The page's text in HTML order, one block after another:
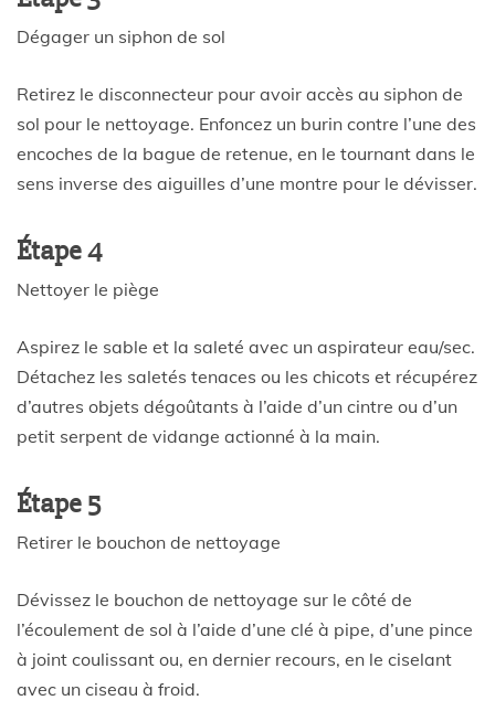
Dégager un siphon de sol
Retirez le disconnecteur pour avoir accès au siphon de
sol pour le nettoyage. Enfoncez un burin contre l’une des
encoches de la bague de retenue, en le tournant dans le
sens inverse des aiguilles d’une montre pour le dévisser.
Étape 4
Nettoyer le piège
Aspirez le sable et la saleté avec un aspirateur eau/sec.
Détachez les saletés tenaces ou les chicots et récupérez
d’autres objets dégoûtants à l’aide d’un cintre ou d’un
petit serpent de vidange actionné à la main.
Étape 5
Retirer le bouchon de nettoyage
Dévissez le bouchon de nettoyage sur le côté de
l’écoulement de sol à l’aide d’une clé à pipe, d’une pince
à joint coulissant ou, en dernier recours, en le ciselant
avec un ciseau à froid.